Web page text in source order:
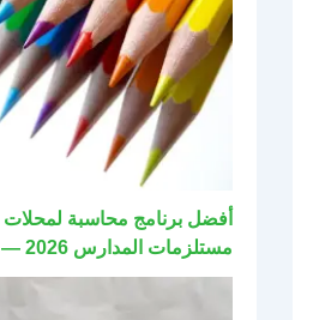
أفضل برنامج محاسبة لمحلات
مستلزمات المدارس 2026 — سيلز اب